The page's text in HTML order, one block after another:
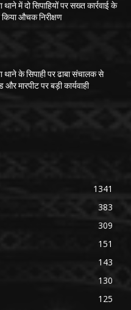
में दो सिपाहियों पर सख्त कार्रवाई के
औचक निरीक्षण
के सिपाही पर ढाबा संचालक से
मारपीट पर बड़ी कार्यवाही
1341
383
309
151
143
130
125